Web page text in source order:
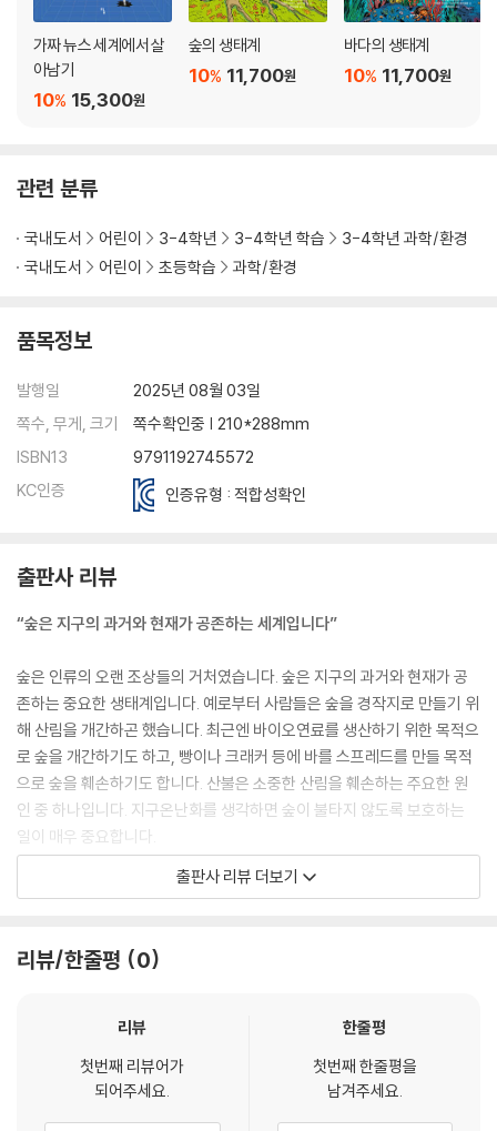
가짜 뉴스 세계에서 살
아남기
15,300원
10%
숲의 생태계
11,700원
10%
바다의 생태계
11,700원
10%
관련 분류
국내도서 어린이 3-4학년 3-4학년 학습
3-4학년 과학/환경
국내도서
어린이 초등학습 과학/환경
품목정보
발행일
2025년 08월 03일
쪽수, 무게, 크기
쪽수확인중 | 210*288mm
ISBN13
9791192745572
KC인증
인증유형 : 적합성확인
출판사 리뷰
“숲은 지구의 과거와 현재가 공존하는 세계입니다”
숲은 인류의 오랜 조상들의 거처였습니다. 숲은 지구의 과거와 현재가 공
존하는 중요한 생태계입니다. 예로부터 사람들은 숲을 경작지로 만들기 위
해 산림을 개간하곤 했습니다. 최근엔 바이오연료를 생산하기 위한 목적으
로 숲을 개간하기도 하고, 빵이나 크래커 등에 바를 스프레드를 만들 목적
으로 숲을 훼손하기도 합니다. 산불은 소중한 산림을 훼손하는 주요한 원
인 중 하나입니다. 지구온난화를 생각하면 숲이 불타지 않도록 보호하는
일이 매우 중요합니다.
숲은 수많은 나무와 다양한 동물이 공존하며 사람들과 어우러지는 소중한
야 합니다. 이를 위해 우리는 재생가능한 자원을 사용해야 할 뿐 아니라 생
합니다. 숲은 지구의 과거와 현재가 공존하는 곳이고, 인류의 미래를 담보
숨 쉴 때 우리 모두의 집인 지구가 평화로울 수 있습니다.
출판사 리뷰 더보기
리뷰/한줄평 0
리뷰
첫번째 리뷰어가
되어주세요.
한줄평
첫번째 한줄평을
남겨주세요.